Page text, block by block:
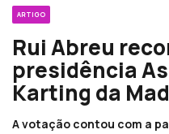
ARTIGO
Rui Abreu
presidência
Karting da
A votação contou com a